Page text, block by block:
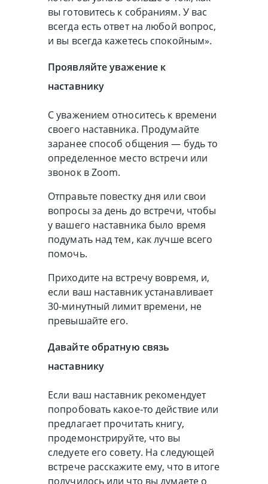
вы готовитесь к собраниям. У вас
всегда есть ответ на любой вопрос,
и вы всегда кажетесь спокойным».
Проявляйте уважение к
наставнику
С уважением относитесь к времени
своего наставника. Продумайте
заранее способ общения — будь то
определенное место встречи или
звонок в Zoom.
Отправьте повестку дня или свои
вопросы за день до встречи, чтобы
у вашего наставника было время
подумать над тем, как лучше всего
помочь.
Приходите на встречу вовремя, и,
если ваш наставник устанавливает
30-минутный лимит времени, не
превышайте его.
Давайте обратную связь
наставнику
Если ваш наставник рекомендует
попробовать какое-то действие или
предлагает прочитать книгу,
продемонстрируйте, что вы
следуете его совету. На следующей
встрече расскажите ему, что в итоге
получилось или что вы думаете о